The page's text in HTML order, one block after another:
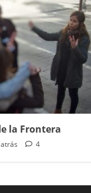
la Frontera
4